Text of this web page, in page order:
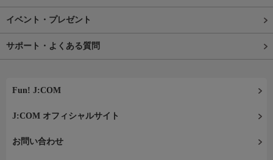
イベント・プレゼント
サポート・よくある質問
Fun! J:COM
J:COM オフィシャルサイト
お問い合わせ